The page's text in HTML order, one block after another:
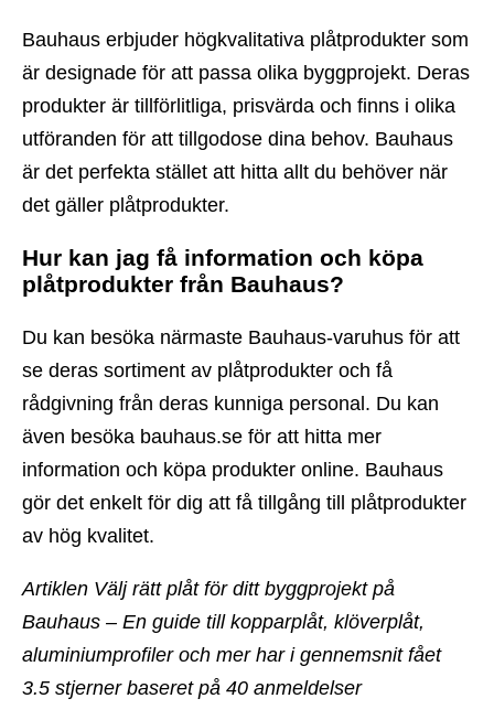
Bauhaus erbjuder högkvalitativa plåtprodukter som
är designade för att passa olika byggprojekt. Deras
produkter är tillförlitliga, prisvärda och finns i olika
utföranden för att tillgodose dina behov. Bauhaus
är det perfekta stället att hitta allt du behöver när
det gäller plåtprodukter.
Hur kan jag få information och köpa
plåtprodukter från Bauhaus?
Du kan besöka närmaste Bauhaus-varuhus för att
se deras sortiment av plåtprodukter och få
rådgivning från deras kunniga personal. Du kan
även besöka bauhaus.se för att hitta mer
information och köpa produkter online. Bauhaus
gör det enkelt för dig att få tillgång till plåtprodukter
av hög kvalitet.
Artiklen Välj rätt plåt för ditt byggprojekt på
Bauhaus – En guide till kopparplåt, klöverplåt,
aluminiumprofiler och mer har i gennemsnit fået
3.5 stjerner baseret på 40 anmeldelser